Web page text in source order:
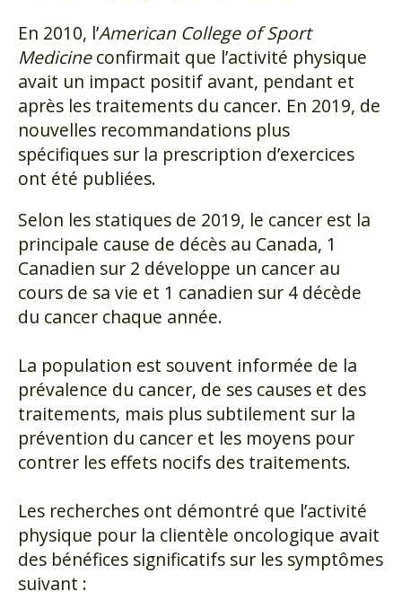
En 2010, l’American College of Sport
Medicineconfirmait que l’activité physique
avait un impact positif avant, pendant et
après les traitements du cancer. En 2019, de
nouvelles recommandations plus
spécifiques sur la prescription d’exercices
ont été publiées.
Selon les statiques de 2019, le cancer est la
principale cause de décès au Canada, 1
Canadien sur 2 développe un cancer au
cours de sa vie et 1 canadien sur 4 décède
du cancer chaque année.
La population est souvent informée de la
prévalence du cancer, de ses causes et des
traitements, mais plus subtilement sur la
prévention du cancer et les moyens pour
contrer les effets nocifs des traitements.
Les recherches ont démontré que l’activité
physique pour la clientèle oncologique avait
des bénéfices significatifs sur les symptômes
suivant :